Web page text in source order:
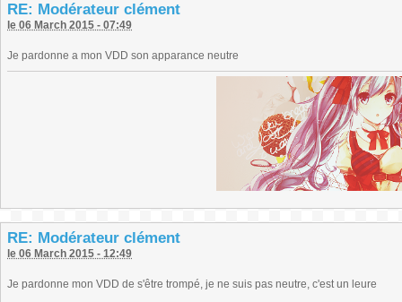
RE: Modérateur clément
le 06 March 2015 - 07:49
Je pardonne a mon VDD son apparance neutre
RE: Modérateur clément
le 06 March 2015 - 12:49
Je pardonne mon VDD de s'être trompé, je ne suis pas neutre, c'est un leure